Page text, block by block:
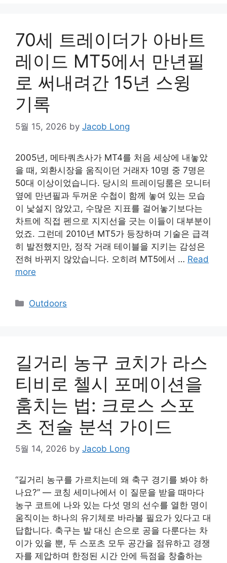
70세 트레이더가 아바트
레이드 MT5에서 만년필
로 써내려간 15년 스윙
기록
5월 15, 2026 by Jacob Long
2005년, 메타쿼츠사가 MT4를 처음 세상에 내놓았
을 때, 외환시장을 움직이던 거래자 10명 중 7명은
50대 이상이었습니다. 당시의 트레이딩룸은 모니터
옆에 만년필과 두꺼운 수첩이 함께 놓여 있는 모습
이 낯설지 않았고, 수많은 지표를 걸어놓기보다는
차트에 직접 펜으로 지지선을 긋는 이들이 대부분이
었죠. 그런데 2010년 MT5가 등장하며 기술은 급격
히 발전했지만, 정작 거래 테이블을 지키는 감성은
전혀 바뀌지 않았습니다. 오히려 MT5에서 … Read
more
Categories
Outdoors
길거리 농구 코치가 라스
티비로 첼시 포메이션을
훔치는 법: 크로스 스포
츠 전술 분석 가이드
5월 14, 2026 by Jacob Long
“길거리 농구를 가르치는데 왜 축구 경기를 봐야 하
나요?” — 코칭 세미나에서 이 질문을 받을 때마다
농구 코트에 나와 있는 다섯 명의 선수를 열한 명이
움직이는 하나의 유기체로 바라볼 필요가 있다고 대
답합니다. 축구는 발 대신 손으로 공을 다룬다는 차
이가 있을 뿐, 두 스포츠 모두 공간을 점유하고 경쟁
자를 제압하며 한정된 시간 안에 득점을 창출하는